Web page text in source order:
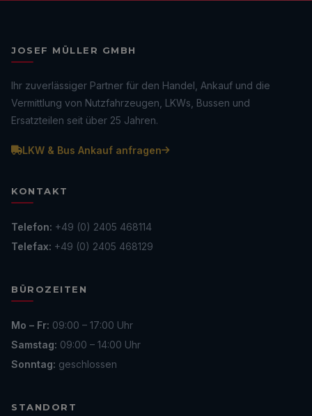
JOSEF MÜLLER GMBH
Ihr zuverlässiger Partner für den Handel, Ankauf und die
Vermittlung von Nutzfahrzeugen, LKWs, Bussen und
Ersatzteilen seit über 25 Jahren.
LKW & Bus Ankauf anfragen
KONTAKT
Telefon: +49 (0) 2405 468114
Telefax: +49 (0) 2405 468129
BÜROZEITEN
Mo – Fr: 09:00 – 17:00 Uhr
Samstag: 09:00 – 14:00 Uhr
Sonntag: geschlossen
STANDORT